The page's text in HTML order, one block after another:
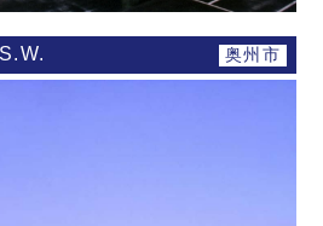
奥州市